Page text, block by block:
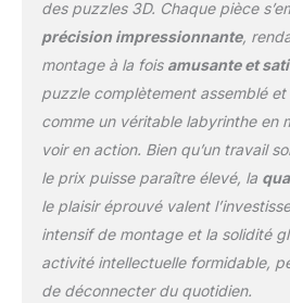
de
déplace
bas,
gardant
vitesses
billes
excitant
bois 3D
des puzzles 3D. Chaque pièce
précision impressionnante,
montage à la fois amusante et
puzzle complètement assemblé
comme un véritable labyrinthe en
voir en action. Bien qu’un travail
le prix puisse paraître élevé, la
le plaisir éprouvé valent
intensif de montage et la solidité
activité intellectuelle formidable,
de déconnecter du quotidien.